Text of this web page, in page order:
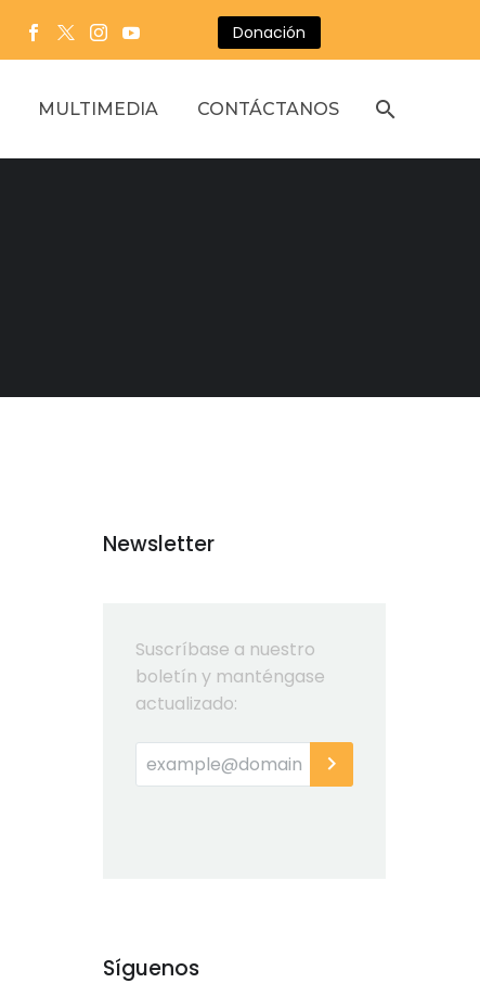
Donación
MULTIMEDIA CONTÁCTANOS
Newsletter
Suscríbase a nuestro
boletín y manténgase
actualizado:
Síguenos